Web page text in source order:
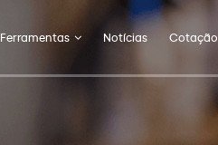
Ferramentas Notícias Cotação